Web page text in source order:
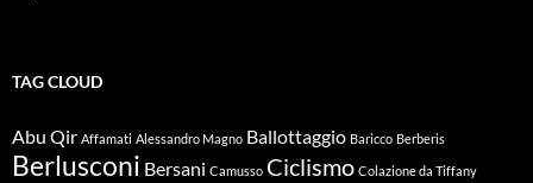
TAG CLOUD
Abu Qir Affamati Alessandro Magno Ballottaggio Baricco Berberis
Berlusconi Bersani Camusso Ciclismo Colazione da Tiffany